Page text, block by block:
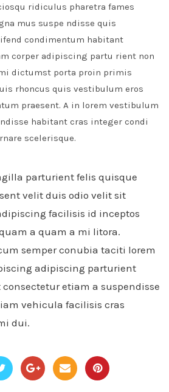
ridiculus pharetra fames
mus suspe ndisse quis
condimentum habitant
corper adipiscing partu rient non
dictumst porta proin primis
rhoncus quis vestibulum eros
praesent. A in lorem vestibulum
habitant cras integer condi
scelerisque.
parturient felis quisque
velit duis odio velit sit
facilisis id inceptos
a quam a mi litora.
semper conubia taciti lorem
adipiscing parturient
etiam a suspendisse
vehicula facilisis cras
dui.